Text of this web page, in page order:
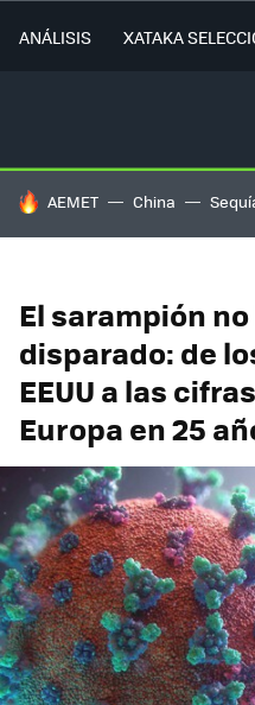
ANÁLISIS XATAKA
HOY SE HABLA DE
AEMET China
El sarampión
disparado: de
EEUU a las
Europa en 25